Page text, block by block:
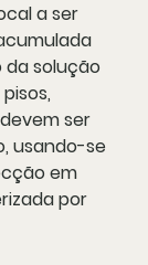
a ser
solução
ser
usando-se
em
por